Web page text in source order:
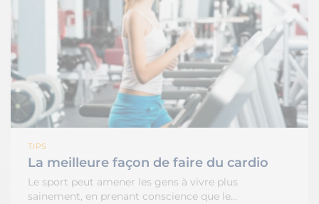
TIPS
La meilleure façon de faire du cardio
Le sport peut amener les gens à vivre plus
sainement, en prenant conscience que le…